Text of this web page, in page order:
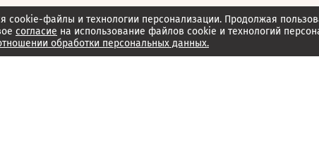
cookie-файлы и технологии персонализации. Продолжая
согласие на использование файлов cookie и технологий
обработки персональных данных.